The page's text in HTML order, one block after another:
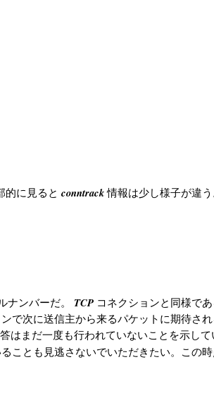
的に見ると conntrack情報は少し様子が違
ナンバーだ。 TCP コネクションと同様で
で次に送信主から来るパケットに期待さ
はまだ一度も行われていないことを示し
ことも見逃さないでいただきたい。この